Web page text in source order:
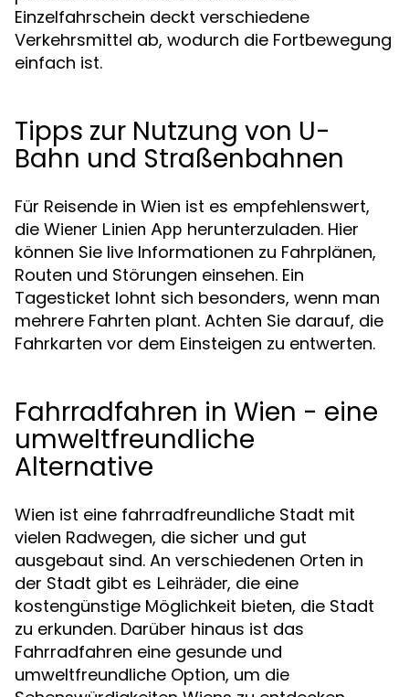
Einzelfahrschein deckt verschiedene
Verkehrsmittel ab, wodurch die Fortbewegung
einfach ist.
Tipps zur Nutzung von U-
Bahn und Straßenbahnen
Für Reisende in Wien ist es empfehlenswert,
die Wiener Linien App herunterzuladen. Hier
können Sie live Informationen zu Fahrplänen,
Routen und Störungen einsehen. Ein
Tagesticket lohnt sich besonders, wenn man
mehrere Fahrten plant. Achten Sie darauf, die
Fahrkarten vor dem Einsteigen zu entwerten.
Fahrradfahren in Wien - eine
umweltfreundliche
Alternative
Wien ist eine fahrradfreundliche Stadt mit
vielen Radwegen, die sicher und gut
ausgebaut sind. An verschiedenen Orten in
der Stadt gibt es Leihräder, die eine
kostengünstige Möglichkeit bieten, die Stadt
zu erkunden. Darüber hinaus ist das
Fahrradfahren eine gesunde und
umweltfreundliche Option, um die